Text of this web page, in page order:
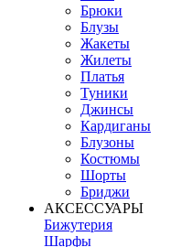
Брюки
Блузы
Жакеты
Жилеты
Платья
Туники
Джинсы
Кардиганы
Блузоны
Костюмы
Шорты
Бриджи
АКСЕССУАРЫ
Бижутерия
Шарфы